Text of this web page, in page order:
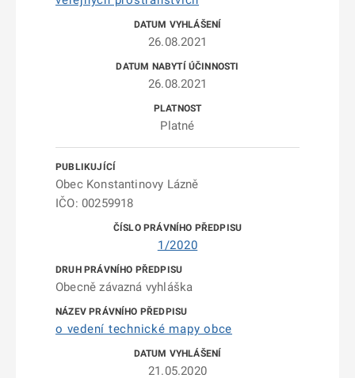
26.08.2021
26.08.2021
Platné
Obec Konstantinovy Lázně
IČO: 00259918
1/2020
Obecně závazná vyhláška
o vedení technické mapy obce
21.05.2020